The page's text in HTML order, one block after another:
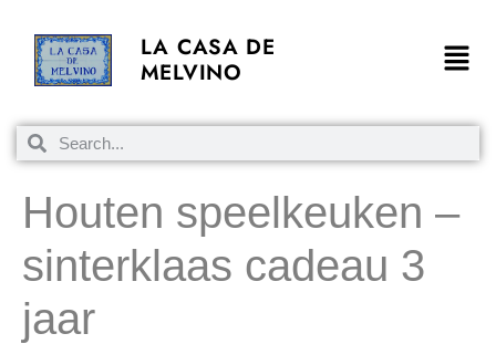
LA CASA DE
MELVINO
Houten speelkeuken –
sinterklaas cadeau 3
jaar